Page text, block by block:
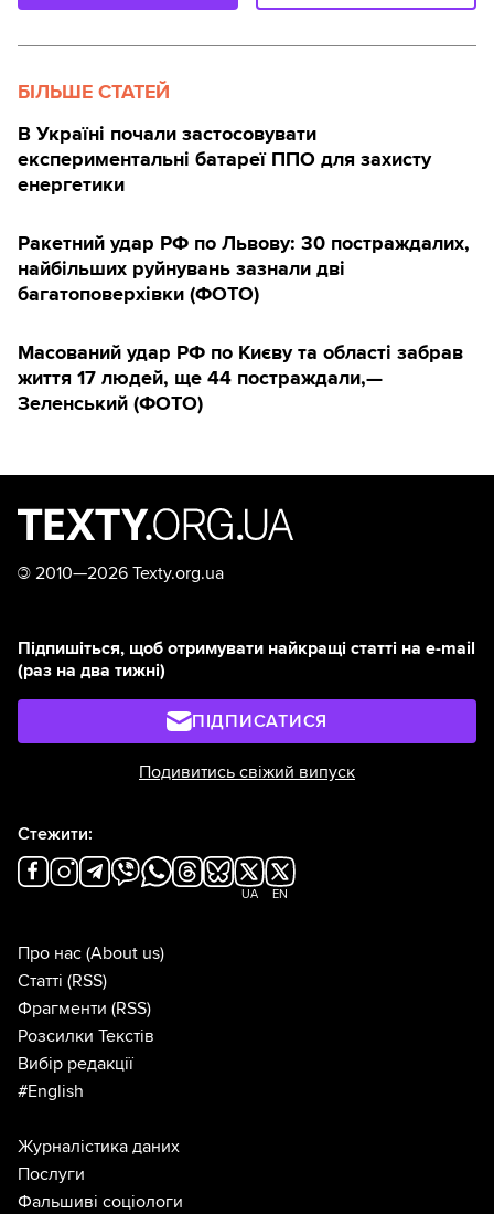
БІЛЬШЕ СТАТЕЙ
В Україні почали застосовувати
експериментальні батареї ППО для захисту
енергетики
Ракетний удар РФ по Львову: 30 постраждалих,
найбільших руйнувань зазнали дві
багатоповерхівки (ФОТО)
Масований удар РФ по Києву та області забрав
життя 17 людей, ще 44 постраждали,—
Зеленський (ФОТО)
© 2010—2026 Texty.org.ua
Підпишіться, щоб отримувати найкращі статті на e-mail
(раз на два тижні)
ПІДПИСАТИСЯ
Подивитись свіжий випуск
Стежити:
UA EN
Про нас (About us)
Статті (RSS)
Фрагменти (RSS)
Розсилки Текстів
Вибір редакції
#English
Журналістика даних
Послуги
Фальшиві соціологи